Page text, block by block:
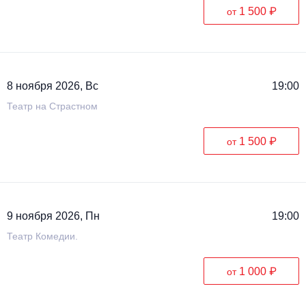
от 1 500 ₽
8 ноября 2026, Вс 19:00
Театр на Страстном
от 1 500 ₽
9 ноября 2026, Пн 19:00
Театр Комедии.
от 1 000 ₽